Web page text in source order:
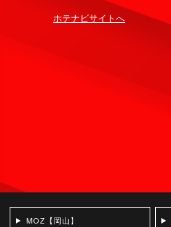
ホテナビサイトへ
MOZ【岡山】